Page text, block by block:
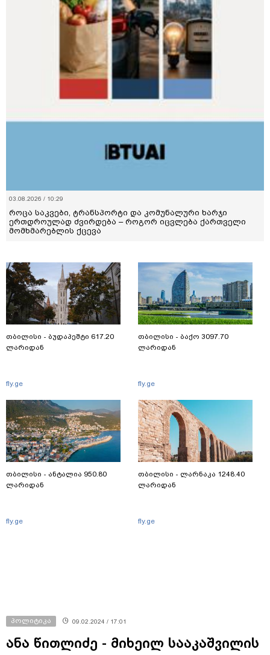
03.08.2026 / 10:29
როცა საკვები, ტრანსპორტი და კომუნალური ხარჯი
ერთდროულად ძვირდება – როგორ იცვლება ქართველი
მომხმარებლის ქცევა
თბილისი - ბუდაპეშტი 617.20
ლარიდან
fly.ge
თბილისი - ანტალია 950.80
ლარიდან
fly.ge
თბილისი - ბაქო 3097.70
ლარიდან
fly.ge
თბილისი - ლარნაკა 1248.40
ლარიდან
fly.ge
პოლიტიკა 09.02.2024 / 17:01
ანა წითლიძე - მიხეილ სააკაშვილის